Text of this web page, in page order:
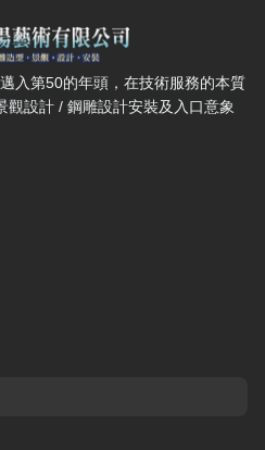
要、主導覽與聯絡方式
入第50的年頭，在技術服務的本質
觀設計 / 鋼雕設計安裝及入口意象